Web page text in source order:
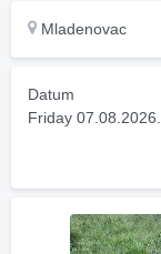
Mladenovac
Datum
Friday 07.08.2026.